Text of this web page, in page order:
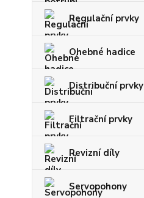
Regulační prvky
Ohebné hadice
Distribuční prvky
Filtrační prvky
Revizní díly
Servopohony